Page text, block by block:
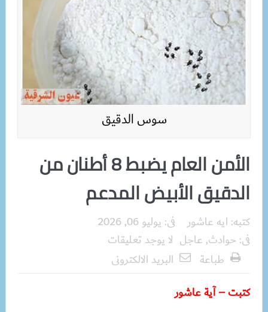
سوس الدقيق
الأمن العام يضبط 8 أطنان من
الدقيق الأبيض المدعم
كتبه: ايه عاشور فى: يوليو 06, 2026
فى: حوادث, عاجل لا يوجد تعليقات
طباعة
البريد الالكترونى
كتبت – آية عاشور